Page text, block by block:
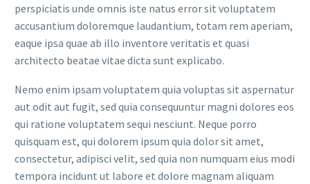
perspiciatis unde omnis iste natus error sit voluptatem
accusantium doloremque laudantium, totam rem aperiam,
eaque ipsa quae ab illo inventore veritatis et quasi
architecto beatae vitae dicta sunt explicabo.
Nemo enim ipsam voluptatem quia voluptas sit aspernatur
aut odit aut fugit, sed quia consequuntur magni dolores eos
qui ratione voluptatem sequi nesciunt. Neque porro
quisquam est, qui dolorem ipsum quia dolor sit amet,
consectetur, adipisci velit, sed quia non numquam eius modi
tempora incidunt ut labore et dolore magnam aliquam